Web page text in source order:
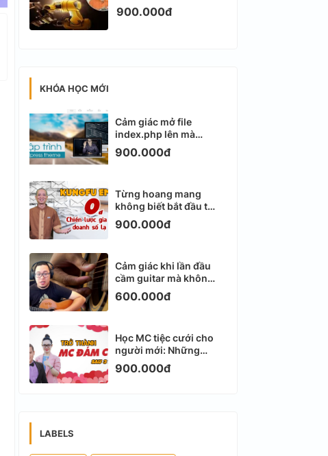
thì dễ nản thật
900.000đ
KHÓA HỌC MỚI
Cảm giác mở file
index.php lên mà
không biết viết gì tiếp
theo
900.000đ
Từng hoang mang
không biết bắt đầu từ
đâu với Email
Marketing
900.000đ
Cảm giác khi lần đầu
cầm guitar mà không
biết bắt đầu từ đâu
600.000đ
Học MC tiệc cưới cho
người mới: Những
ngày đầu thực sự khá
ngợp
900.000đ
LABELS